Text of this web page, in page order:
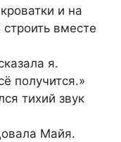
и на
вместе
я.
получится.»
тихий звук
Майя.